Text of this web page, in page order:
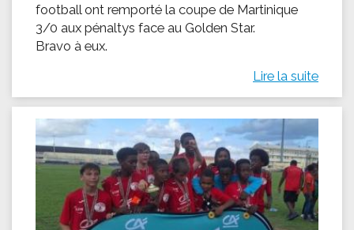
football ont remporté la coupe de Martinique
3/0 aux pénaltys face au Golden Star.
Bravo à eux.
Lire la suite